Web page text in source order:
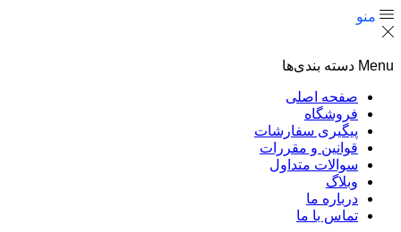
منو
Menu دسته بندی‌ها
صفحه اصلی
فروشگاه
پیگیری سفارشات
قوانین و مقررات
سوالات متداول
وبلاگ
درباره ما
تماس با ما